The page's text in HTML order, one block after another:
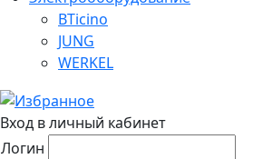
BTicino
JUNG
WERKEL
Вход в личный кабинет
Логин